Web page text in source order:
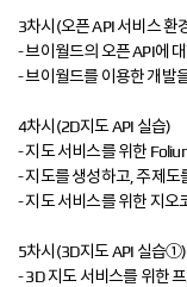
3차시(오픈 API 서비스 환
- 브이월드의 오픈 API에
- 브이월드를 이용한 개발
4차시(2D지도 API 실습)
- 지도 서비스를 위한
- 지도를 생성하고, 주제도
- 지도 서비스를 위한 지오
5차시(3D지도 API 실습①)
- 3D 지도 서비스를 위한